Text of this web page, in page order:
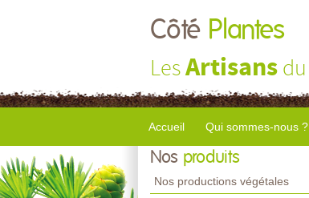
Côté Plantes
LesArtisans du
Accueil Qui sommes-nous ?
Nos produits
Nos productions végétales